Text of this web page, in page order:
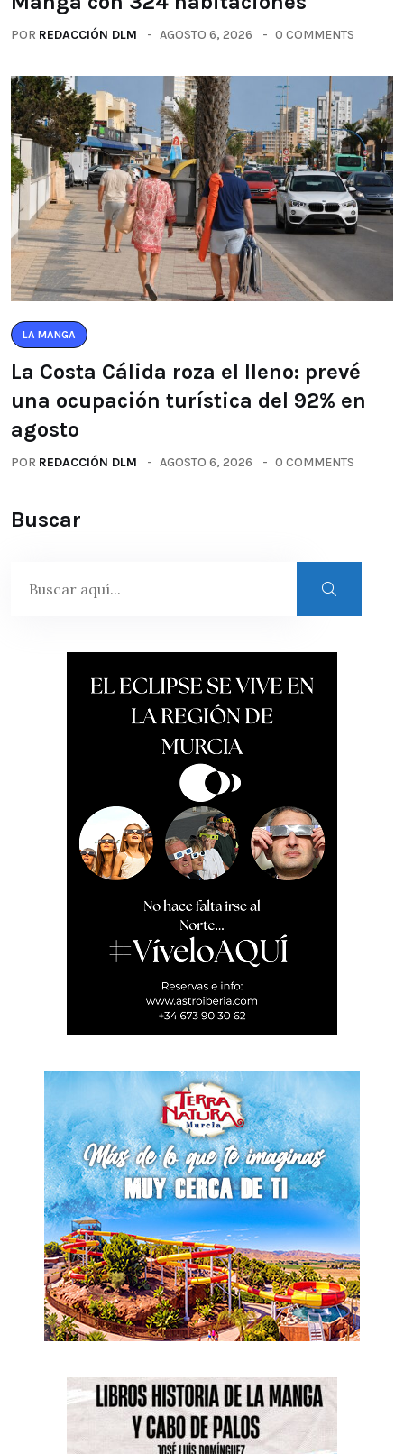
POR REDACCIÓN DLM AGOSTO 6, 2026 0 COMMENTS
LA MANGA
La Costa Cálida roza el lleno: prevé
una ocupación turística del 92% en
agosto
POR REDACCIÓN DLM AGOSTO 6, 2026 0 COMMENTS
Buscar